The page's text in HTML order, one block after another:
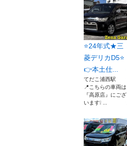
⭐24年式★三
菱デリカD5⭐
👉本土仕...
てだこ浦西駅
📍こちらの車両は
『高原店』にござ
います❕ ...